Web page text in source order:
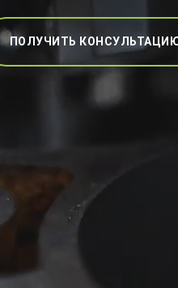
ПОЛУЧИТЬ